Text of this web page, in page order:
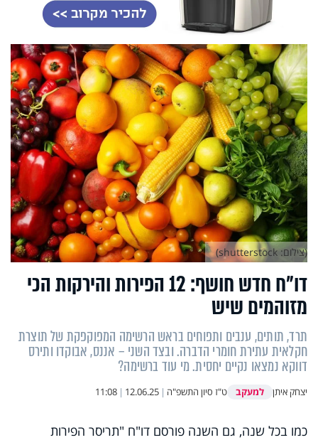
דו"ח חדש חושף: 12 הפירות והירקות הכי
מזוהמים שיש
תרד, תותים, ענבים ותפוחים בראש הרשימה המפוקפקת של תוצרת
חקלאית עתירת חומרי הדברה. ובצד השני – אננס, אבוקדו ותירס
דווקא נמצאו נקיים יחסית. מי עוד ברשימה?
יצחק איתן למעקב ט"ז סיון התשפ"ה |
12.06.25
|
11:08
(צילום: shutterstock)
כמו בכל שנה, גם השנה פורסם דו"ח "תריסר הפירות